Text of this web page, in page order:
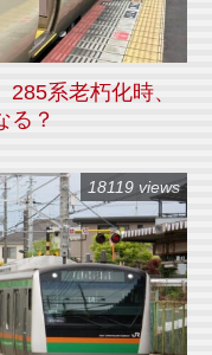
285系老朽化時、
る？
18119 views